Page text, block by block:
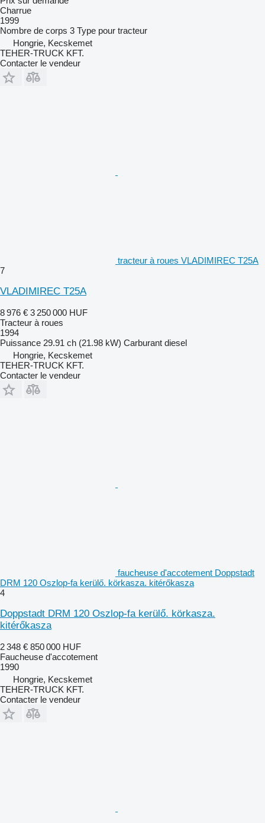
Charrue
1999
Nombre de corps 3 Type pour tracteur
Hongrie, Kecskemet
TEHER-TRUCK KFT.
Contacter le vendeur
tracteur à roues VLADIMIREC T25A
7
VLADIMIREC T25A
8 976 € 3 250 000 HUF
Tracteur à roues
1994
Puissance 29.91 ch (21.98 kW) Carburant diesel
Hongrie, Kecskemet
TEHER-TRUCK KFT.
Contacter le vendeur
faucheuse d'accotement Doppstadt
DRM 120 Oszlop-fa kerülő. körkasza. kitérőkasza
4
Doppstadt DRM 120 Oszlop-fa kerülő. körkasza.
kitérőkasza
2 348 € 850 000 HUF
Faucheuse d'accotement
1990
Hongrie, Kecskemet
TEHER-TRUCK KFT.
Contacter le vendeur